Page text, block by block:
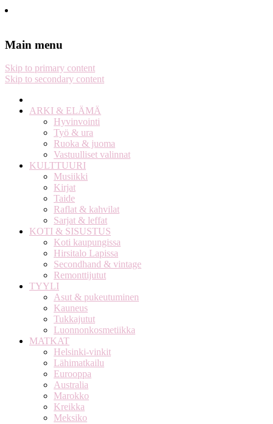
Notes on a life
Main menu
Skip to primary content
Skip to secondary content
ARKI & ELÄMÄ
Hyvinvointi
Työ & ura
Ruoka & juoma
Vastuulliset valinnat
KULTTUURI
Musiikki
Kirjat
Taide
Raflat & kahvilat
Sarjat & leffat
KOTI & SISUSTUS
Koti kaupungissa
Hirsitalo Lapissa
Secondhand & vintage
Remonttijutut
TYYLI
Asut & pukeutuminen
Kauneus
Tukkajutut
Luonnonkosmetiikka
MATKAT
Helsinki-vinkit
Lähimatkailu
Eurooppa
Australia
Marokko
Kreikka
Meksiko